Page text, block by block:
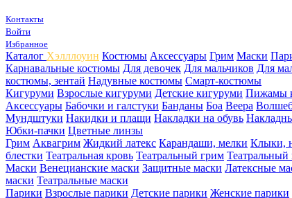
Контакты
Войти
Избранное
Каталог Хэлллоуин Костюмы Аксессуары Грим Маски
Карнавальные костюмы Для девочек Для мальчиков Для
костюмы, зентай Надувные костюмы Смарт-костюмы
Кигуруми Взрослые кигуруми Детские кигуруми Пижамы
Аксессуары Бабочки и галстуки Банданы Боа Веера
Мундштуки Накидки и плащи Накладки на обувь
Юбки-пачки Цветные линзы
Грим Аквагрим Жидкий латекс Карандаши, мелки Клыки,
блестки Театральная кровь Театральный грим Театральный
Маски Венецианские маски Защитные маски Латексные
маски Театральные маски
Парики Взрослые парики Детские парики Женские парики